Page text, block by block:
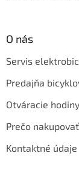
O nás
Servis
Predajňa
Otváracie hodiny
Prečo
Kontaktné údaje